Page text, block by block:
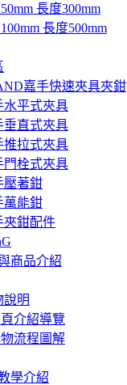
長度300mm
長度500mm
嘉手快速夾具夾鉗
水平式夾具
垂直式夾具
推拉式夾具
門栓式夾具
壓著鉗
萬能鉗
夾鉗配件
商品介紹
說明
介紹導覽
流程圖解
學介紹